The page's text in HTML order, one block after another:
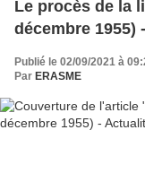
Le procès de la
décembre 1955)
Publié le 02/09/2021 à
Par ERASME